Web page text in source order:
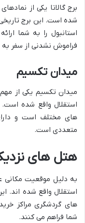
برج گالاتا یکی از
استانبول را به شما
فراموش نشدنی از سفر به
میدان تکسیم
میدان تکسیم یکی از مهم
استقلال واقع شده
های مختلف است و
متعددی است.
هتل های
به دلیل موقعیت مکانی
استقلال واقع شده اند.
های گردشگری مراکز
شما فراهم می کنند.